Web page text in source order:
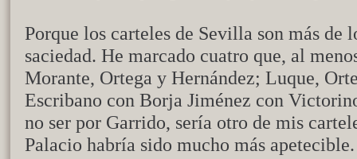
Porque los carteles de Sevilla son más de
saciedad. He marcado cuatro que, al
Morante, Ortega y Hernández; Luque,
Escribano con Borja Jiménez con
no ser por Garrido, sería otro de mis
Palacio habría sido mucho más apetecible.